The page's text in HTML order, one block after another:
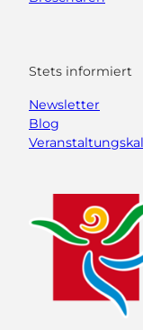
Stets informiert
Newsletter
Blog